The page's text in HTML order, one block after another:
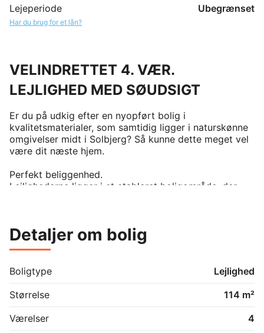
Lejeperiode
Ubegrænset
Har du brug for et lån?
VELINDRETTET 4. VÆR.
LEJLIGHED MED SØUDSIGT
Er du på udkig efter en nyopført bolig i
kvalitetsmaterialer, som samtidig ligger i naturskønne
omgivelser midt i Solbjerg? Så kunne dette meget vel
være dit næste hjem.
Perfekt beliggenhed.
Lejlighederne ligger i et etableret boligområde, der
sikrer lys og udsigt fra alle boligens vinduer. Med kort
gåafstand til skole, institutioner og indkøb via sikre
ro og bekvemmelighed.
Indretning og faciliteter.
behov:
Detaljer om bolig
Boligtype
Lejlighed
Størrelse
114 m²
Værelser
4